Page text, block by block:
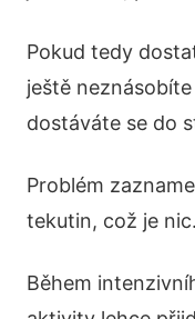
Pokud tedy
ještě
dostáváte se do
Problém
tekutin, což je nic.
Během